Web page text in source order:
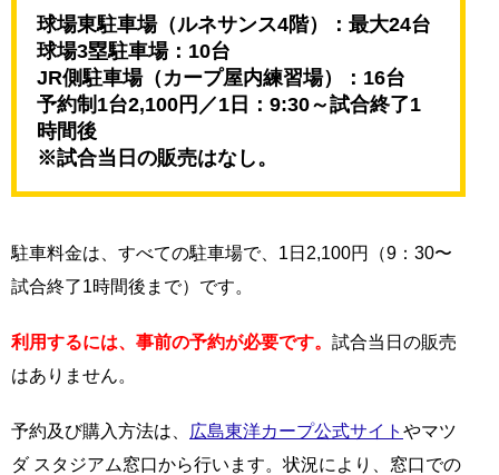
球場東駐車場（ルネサンス4階）：最大24台
球場3塁駐車場：10台
JR側駐車場（カープ屋内練習場）：16台
予約制1台2,100円／1日：9:30～試合終了1
時間後
※試合当日の販売はなし。
駐車料金は、すべての駐車場で、1日2,100円（9：30〜
試合終了1時間後まで）です。
利用するには、事前の予約が必要です。 試合当日の販売
はありません。
予約及び購入方法は、 広島東洋カープ公式サイト やマツ
ダ スタジアム窓口から行います。状況により、窓口での